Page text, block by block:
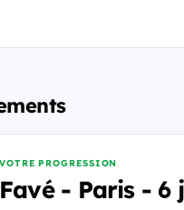
VOTRE PROGRESSION
Favé - Paris - 6